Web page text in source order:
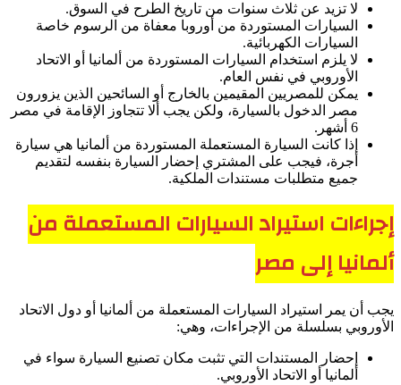
لا تزيد عن ثلاث سنوات من تاريخ الطرح في السوق.
السيارات المستوردة من أوروبا معفاة من الرسوم خاصة
السيارات الكهربائية.
لا يلزم استخدام السيارات المستوردة من ألمانيا أو الاتحاد
الأوروبي في نفس العام.
يمكن للمصريين المقيمين بالخارج أو السائحين الذين يزورون
مصر الدخول بالسيارة، ولكن يجب ألا تتجاوز الإقامة في مصر
6 أشهر.
إذا كانت السيارة المستعملة المستوردة من ألمانيا هي سيارة
أجرة، فيجب على المشتري إحضار السيارة بنفسه لتقديم
جميع متطلبات مستندات الملكية.
إجراءات استيراد السيارات المستعملة من
ألمانيا إلى مصر
يجب أن يمر استيراد السيارات المستعملة من ألمانيا أو دول الاتحاد
الأوروبي بسلسلة من الإجراءات، وهي:
إحضار المستندات التي تثبت مكان تصنيع السيارة سواء في
ألمانيا أو الاتحاد الأوروبي.